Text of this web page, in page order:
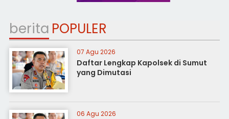
berita POPULER
07 Agu 2026
Daftar Lengkap Kapolsek di Sumut
yang Dimutasi
06 Agu 2026